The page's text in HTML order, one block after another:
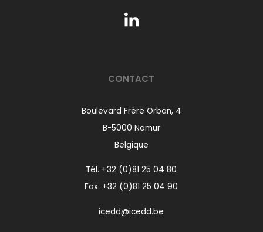
CONTACT
Boulevard Frère Orban, 4
B-5000 Namur
Belgique
Tél. +32 (0)81 25 04 80
Fax. +32 (0)81 25 04 90
icedd@icedd.be